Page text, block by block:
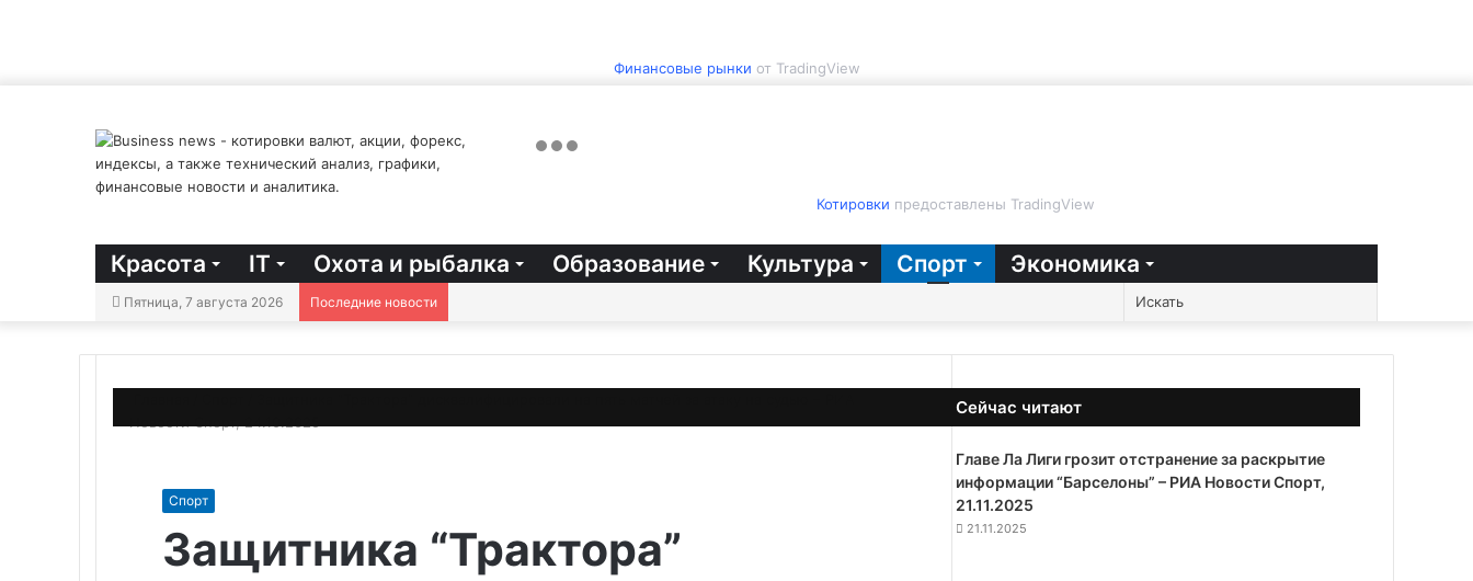
Финансовые рынки от TradingView
Котировки предоставлены TradingView
Красота IT Охота и рыбалка Образование Культура Спорт Экономика
Пятница, 7 августа 2026 Последние новости
Switch
Спорт
Защитника “Трактора”
Сейчас читают
Закрыть
Главе Ла Лиги грозит отстранение за раскрытие
информации “Барселоны” – РИА Новости Спорт,
21.11.2025
21.11.2025